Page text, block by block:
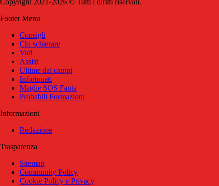
Copyright 2021-2026 © Tutti i diritti riservati.
Footer Menu
Consigli
Chi schierare
Voti
Assist
Ultime dai campi
Infortunati
Maglie SOS Fanta
Probabili Formazioni
Informazioni
Redazione
Trasparenza
Sitemap
Community Policy
Cookie Policy e Privacy